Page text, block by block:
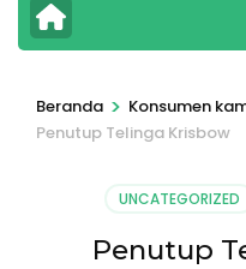
Beranda > Konsumen
Penutup Telinga Krisbow
UNCATEGORIZED
Penutup